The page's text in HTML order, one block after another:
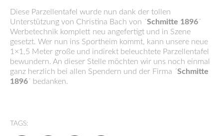
Diese Parzellentafel wurde nun dank der tollen
Unterstützung von Christina Bach von ´Schmitte 1896´
Werbetechnik komplett neu angefertigt und in Szene
gesetzt. Wer nun ins Sportheim kommt, kann unsere neue
1×1,5 Meter große und indirekt beleuchtete Parzellentafel
bewundern. An dieser Stelle möchten wir uns noch einmal
ganz herzlich bei allen Spendern und der Firma ´Schmitte
1896´ bedanken.
TAGS: